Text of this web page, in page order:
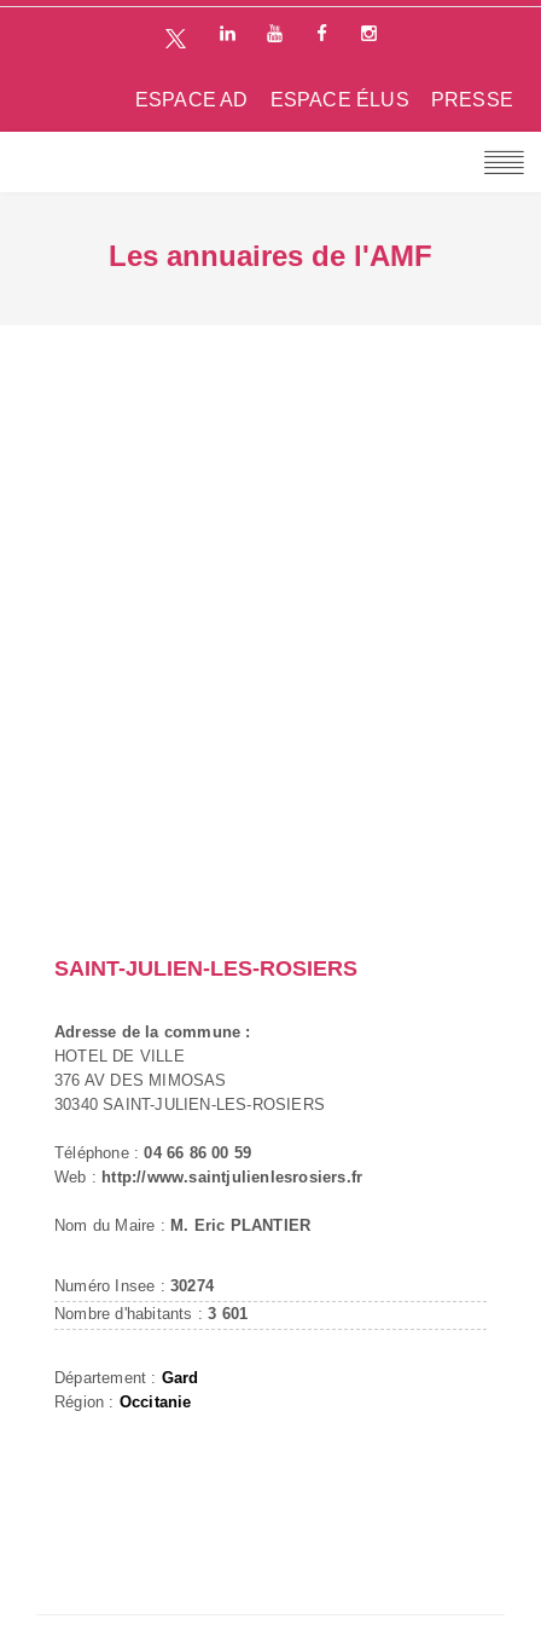
PRESSE
ESPACE ÉLUS
ESPACE AD
Les annuaires de l'AMF
SAINT-JULIEN-LES-ROSIERS
Adresse de la commune :
HOTEL DE VILLE
376 AV DES MIMOSAS
30340 SAINT-JULIEN-LES-ROSIERS
Téléphone :04 66 86 00 59
Web : http://www.saintjulienlesrosiers.fr
Nom du Maire : M. Eric PLANTIER
Numéro Insee : 30274
Nombre d'habitants :3 601
Département : Gard
Région : Occitanie